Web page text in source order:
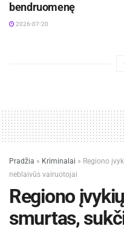
bendruomenę
2026-07-20
Pradžia » Kriminalai » Regiono
neblaivūs vairuotojai
Regiono
smurtas,